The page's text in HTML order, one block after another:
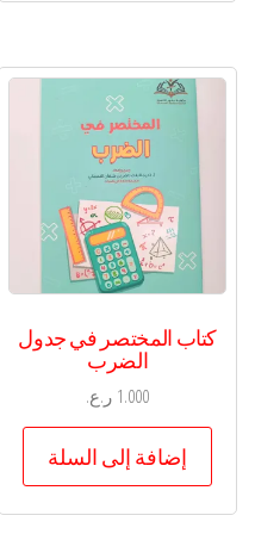
كتاب المختصر في جدول
الضرب
1.000 ر.ع.
إضافة إلى السلة